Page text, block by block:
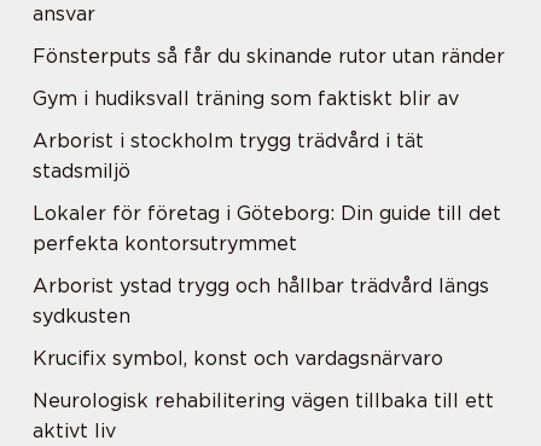
ansvar
Fönsterputs så får du skinande rutor utan ränder
Gym i hudiksvall träning som faktiskt blir av
Arborist i stockholm trygg trädvård i tät
stadsmiljö
Lokaler för företag i Göteborg: Din guide till det
perfekta kontorsutrymmet
Arborist ystad trygg och hållbar trädvård längs
sydkusten
Krucifix symbol, konst och vardagsnärvaro
Neurologisk rehabilitering vägen tillbaka till ett
aktivt liv